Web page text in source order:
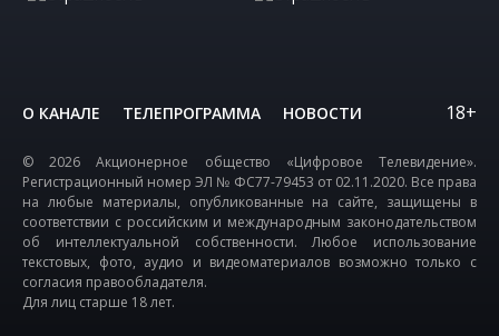
О КАНАЛЕ ТЕЛЕПРОГРАММА НОВОСТИ 18+
© 2026 Акционерное общество «Цифровое Телевидение».
Регистрационный номер ЭЛ № ФС77-79453 от 02.11.2020. Все права
на любые материалы, опубликованные на сайте, защищены в
соответствии с российским и международным законодательством
об интеллектуальной собственности. Любое использование
текстовых, фото, аудио и видеоматериалов возможно только с
согласия правообладателя.
Для лиц старше 18 лет.